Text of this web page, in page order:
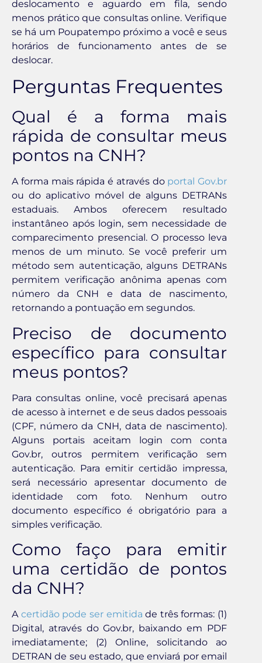
deslocamento e aguardo em fila, sendo
menos prático que consultas online. Verifique
se há um Poupatempo próximo a você e seus
horários de funcionamento antes de se
deslocar.
Perguntas Frequentes
Qual é a forma mais
rápida de consultar meus
pontos na CNH?
A forma mais rápida é através do portal Gov.br
ou do aplicativo móvel de alguns DETRANs
estaduais. Ambos oferecem resultado
instantâneo após login, sem necessidade de
comparecimento presencial. O processo leva
menos de um minuto. Se você preferir um
método sem autenticação, alguns DETRANs
permitem verificação anônima apenas com
número da CNH e data de nascimento,
retornando a pontuação em segundos.
Preciso de documento
específico para consultar
meus pontos?
Para consultas online, você precisará apenas
de acesso à internet e de seus dados pessoais
(CPF, número da CNH, data de nascimento).
Alguns portais aceitam login com conta
Gov.br, outros permitem verificação sem
autenticação. Para emitir certidão impressa,
será necessário apresentar documento de
identidade com foto. Nenhum outro
documento específico é obrigatório para a
simples verificação.
Como faço para emitir
uma certidão de pontos
da CNH?
A certidão pode ser emitida de três formas: (1)
Digital, através do Gov.br, baixando em PDF
imediatamente; (2) Online, solicitando ao
DETRAN de seu estado, que enviará por email